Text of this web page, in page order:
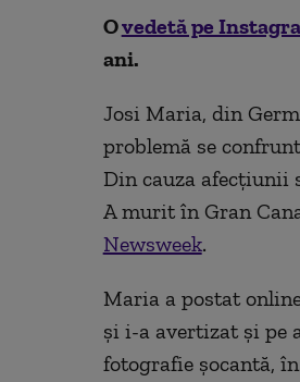
Ovedetă pe
ani.
Josi Maria, din
problemă se
Din cauza afecțiunii
A murit în Gran
Newsweek.
Maria a postat
și i-a avertizat și pe
fotografie șocantă,